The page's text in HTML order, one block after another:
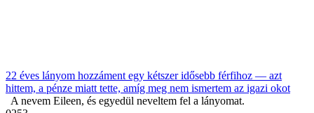
22 éves lányom hozzáment egy kétszer idősebb férfihoz — azt
hittem, a pénze miatt tette, amíg meg nem ismertem az igazi okot
A nevem Eileen, és egyedül neveltem fel a lányomat.